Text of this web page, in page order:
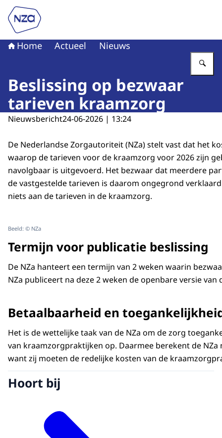
Naar de homepage van Nederlandse Zorgautoriteit
Home Actueel Nieuws
Beslissing op bezwaar
tarieven kraamzorg
Nieuwsbericht24-06-2026 | 13:24
De Nederlandse Zorgautoriteit (NZa) stelt vast dat het
waarop de tarieven voor de kraamzorg voor 2026 zijn
navolgbaar is uitgevoerd. Het bezwaar dat meerdere
de vastgestelde tarieven is daarom ongegrond
niets aan de tarieven in de kraamzorg.
Beeld: © NZa
Termijn voor publicatie beslissing
De NZa hanteert een termijn van 2 weken waarin
NZa publiceert na deze 2 weken de openbare versie van
Betaalbaarheid en
Het is de wettelijke taak van de NZa om de zorg
van kraamzorgpraktijken op. Daarmee berekent de
want zij moeten de redelijke kosten van de
Hoort bij